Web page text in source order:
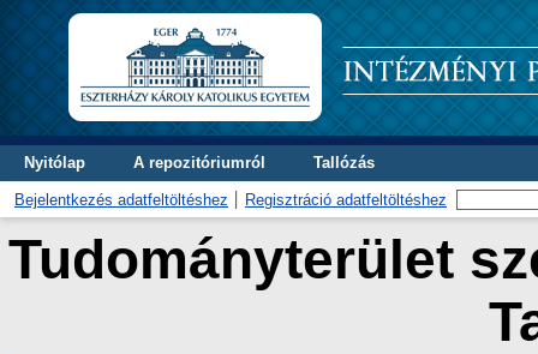
Nyitólap A repozitóriumról Tallózás
Bejelentkezés adatfeltöltéshez Regisztráció adatfeltöltéshez
Tudományterület